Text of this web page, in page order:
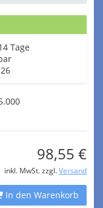
Tage
98,55 €
inkl. MwSt. zzgl. Versand
In den Warenkorb